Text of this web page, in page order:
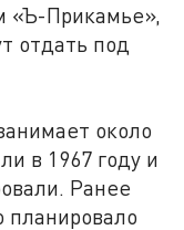
«Ъ-Прикамье»,
отдать под
около
в 1967 году и
Ранее
планировало